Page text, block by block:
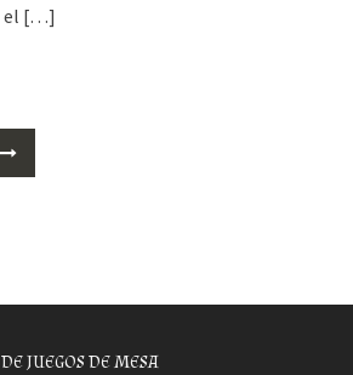
[…]
JUEGOS DE MESA